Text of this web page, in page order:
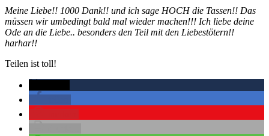
Meine Liebe!! 1000 Dank!! und ich sage HOCH die Tassen!! Das
müssen wir umbedingt bald mal wieder machen!!! Ich liebe deine
Ode an die Liebe.. besonders den Teil mit den Liebestötern!!
harhar!!
Teilen ist toll!